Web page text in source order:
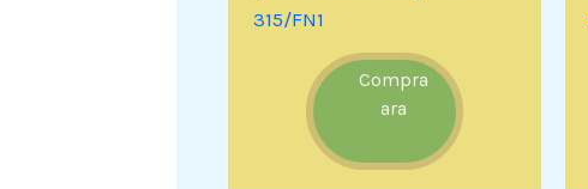
315/FN1
Compra
ara